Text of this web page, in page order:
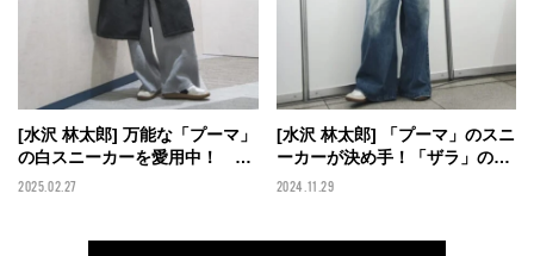
[水沢 林太郎] 万能な「プーマ」
の白スニーカーを愛用中！ バ
ラクラバ風マフラーでトレンド
2025.02.27
[水沢 林太郎] 「プーマ」のスニ
ーカーが決め手！「ザラ」のカ
ーディガンとジーンズの大人な
2024.11.29